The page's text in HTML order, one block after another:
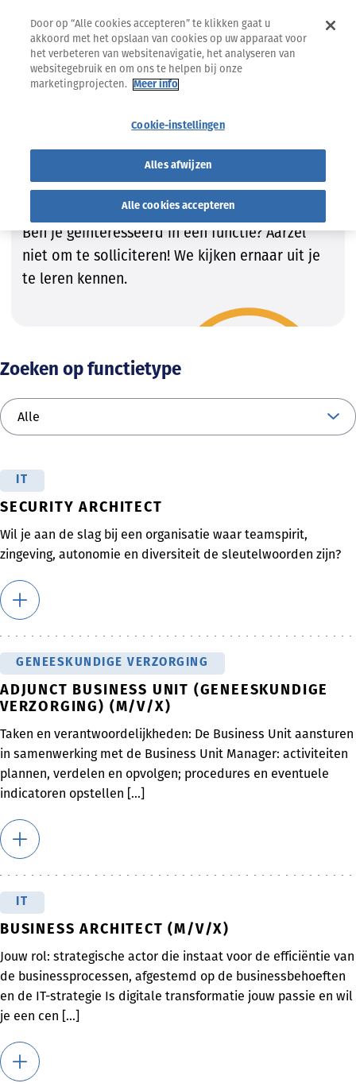
Vind de job die bij JOU past!
Wij zijn steeds op zoek naar getalenteerde
kandidaten om onze teams te vervolledigen.
Ben je geïnteresseerd in een functie? Aarzel
niet om te solliciteren! We kijken ernaar uit je
te leren kennen.
Zoeken op functietype
IT
SECURITY ARCHITECT
Wil je aan de slag bij een organisatie waar teamspirit,
zingeving, autonomie en diversiteit de sleutelwoorden zijn?
GENEESKUNDIGE VERZORGING
ADJUNCT BUSINESS UNIT (GENEESKUNDIGE
VERZORGING) (M/V/X)
Taken en verantwoordelijkheden: De Business Unit aansturen
in samenwerking met de Business Unit Manager: activiteiten
plannen, verdelen en opvolgen; procedures en eventuele
indicatoren opstellen [...]
BUSINESS ARCHITECT (M/V/X)
Jouw rol: strategische actor die instaat voor de efficiëntie van
de businessprocessen, afgestemd op de businessbehoeften
en de IT-strategie Is digitale transformatie jouw passie en wil
je een cen [...]
Door op “Alle cookies accepteren” te klikken gaat u
akkoord met het opslaan van cookies op uw apparaat voor
het verbeteren van websitenavigatie, het analyseren van
websitegebruik en om ons te helpen bij onze
marketingprojecten.
Meer info
Cookie-instellingen
Alles afwijzen
Alle cookies accepteren